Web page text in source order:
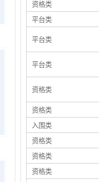
资格类
平台类
平台类
平台类
资格类
资格类
入围类
资格类
资格类
资格类